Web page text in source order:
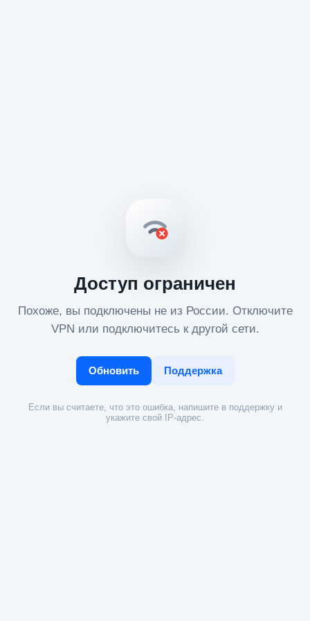
Доступ ограничен
Похоже, вы подключены не из России. Отключите
VPN или подключитесь к другой сети.
Обновить Поддержка
Если вы считаете, что это ошибка, напишите в поддержку и
укажите свой IP-адрес.